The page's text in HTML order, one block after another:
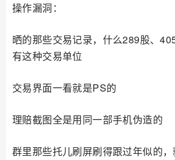
操作漏洞：
晒的那些交易记录，什么289股、
有这种交易单位
交易界面一看就是PS的
理赔截图全是用同一部手机伪造的
群里那些托儿刷屏刷得跟过年似的